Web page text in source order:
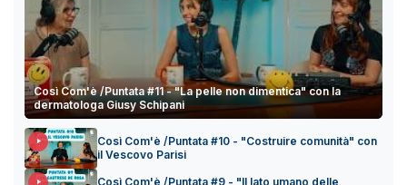
Così Com'è /Puntata #11 - "La pelle non dimentica" con la
dermatologa Giusy Schipani
Così Com'è /Puntata #10 - "Costruire comunità" con
il Vescovo Parisi
Così Com'è /Puntata #9 - "Il lato umano delle